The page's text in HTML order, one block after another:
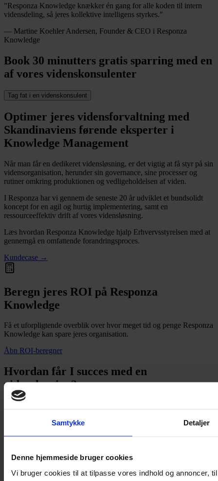
Samtykke Detaljer
Denne hjemmeside bruger cookies
Vi bruger cookies til at tilpasse vores indhold og annoncer,
"Responza Knowledge knækker én gang for alle koden til intern
vidensdeling, så jeres kollektive intelligens styrkes."
— Martine Koehler Andersen, Founder & CEO i Responza
Knowledge
Book 30 minutters gratis sparring med en
af vores videnskonsulenter
Tag fat i en videnskonsulent
Optimer jeres vidensforvaltning med
Skandinaviens førende eksperter i
Knowledge Management
Når man får en dedikeret vidensløsning, er det vigtig at få styr på sin
vidensorganisation, herunder sin governance, sine processer og
rutiner omkring produktionen og vedligeholdelsen af viden.
I Responza har vi gennem de seneste 20 år udviklet et bundsolidt
koncept for en agil og hurtig implementering, samt en
ressourceeffektiv drift af vores vidensløsning.
Læs hvordan Responza Knowledge hjalp Erhvervsstyrelsen med at
gennemgå en omfattende forandringsproces.
Kundecase →
Beregn jeres ROI på Responza
Knowledge
Få et uforpligtende overblik over hvor meget tid og penge Responza
Knowledge kan spare jeres organisation.
Åbn ROI-beregner
Hvordan får I succes med en
vidensløsning?
Download